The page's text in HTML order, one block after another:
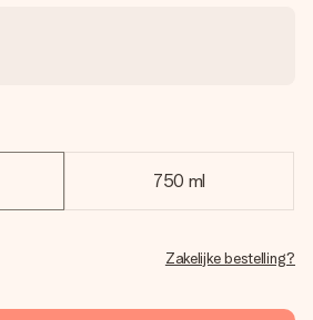
750 ml
Zakelijke bestelling?